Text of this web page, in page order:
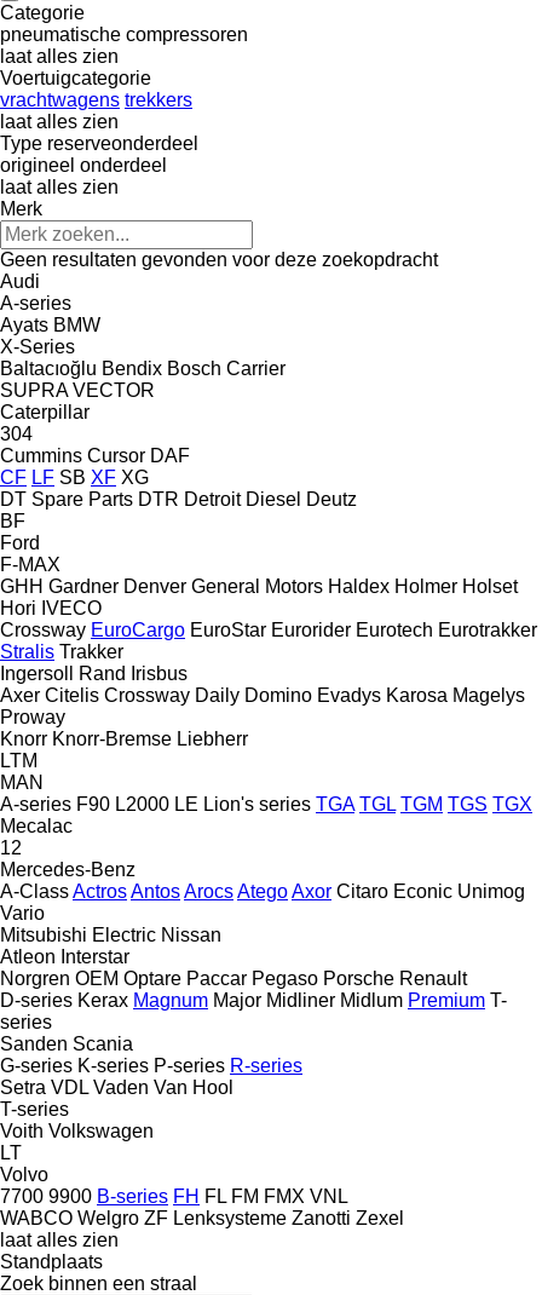
Categorie
pneumatische compressoren
laat alles zien
Voertuigcategorie
vrachtwagens trekkers
laat alles zien
Type reserveonderdeel
origineel onderdeel
laat alles zien
Merk
Geen resultaten gevonden voor deze zoekopdracht
Audi
A-series
Ayats BMW
X-Series
Baltacıoğlu Bendix Bosch Carrier
SUPRA VECTOR
Caterpillar
304
Cummins Cursor DAF
CF LF SB XF XG
DT Spare Parts DTR Detroit Diesel Deutz
BF
Ford
F-MAX
GHH Gardner Denver General Motors Haldex Holmer Holset
Hori IVECO
Crossway EuroCargo EuroStar Eurorider Eurotech Eurotrakker
Stralis Trakker
Ingersoll Rand
Irisbus
Axer Citelis Crossway Daily Domino Evadys Karosa Magelys
Proway
Knorr Knorr-Bremse Liebherr
LTM
MAN
A-series F90 L2000 LE Lion's series TGA TGL TGM TGS TGX
Mecalac
12
Mercedes-Benz
A-ClassActrosAntosArocsAtegoAxor Citaro Econic Unimog
Vario
Mitsubishi Electric Nissan
Atleon Interstar
Norgren OEM Optare Paccar Pegaso Porsche Renault
D-series Kerax Magnum Major Midliner Midlum Premium T-
series
Sanden Scania
G-series K-series P-series R-series
Setra VDL Vaden Van Hool
T-series
Voith Volkswagen
LT
Volvo
7700 9900 B-series FH FL FM FMX VNL
WABCO Welgro ZF Lenksysteme Zanotti Zexel
laat alles zien
Standplaats
Zoek binnen een straal